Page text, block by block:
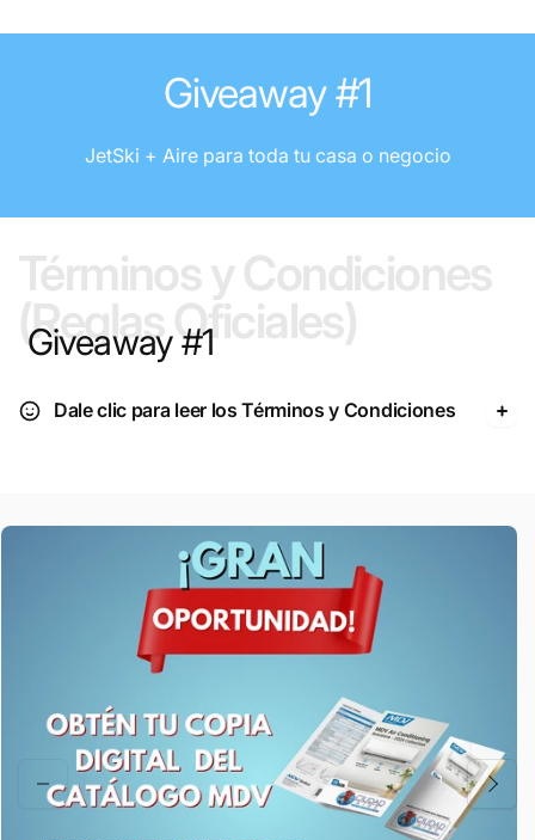
Giveaway #1
JetSki + Aire para toda tu casa o negocio
Términos y Condiciones
(Reglas Oficiales)
Giveaway #1
Dale clic para leer los Términos y Condiciones